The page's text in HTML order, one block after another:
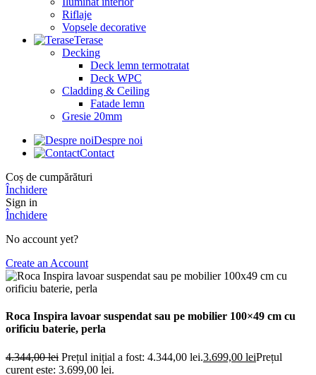
Riflaje
Vopsele decorative
Terase
Decking
Deck lemn termotratat
Deck WPC
Cladding & Ceiling
Fatade lemn
Gresie 20mm
Despre noi
Contact
Coș de cumpărături
Închidere
Sign in
Închidere
No account yet?
Create an Account
Roca Inspira lavoar suspendat sau pe mobilier 100×49 cm cu
orificiu baterie, perla
4.344,00lei Prețul inițial a fost: 4.344,00 lei.3.699,00 leiPrețul
curent este: 3.699,00 lei.